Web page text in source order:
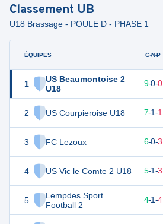
Classement UB
U18 Brassage - POULE D - PHASE 1
ÉQUIPES
1
US Beaumontoise 2
U18
2 US Courpieroise U18
3 FC Lezoux
4 US Vic le Comte 2 U18
5
Lempdes Sport
Football 2
G-N-P
27 9-0-0
22 7-1-1
6-0-3
16 9 5-1-3
4-1-4